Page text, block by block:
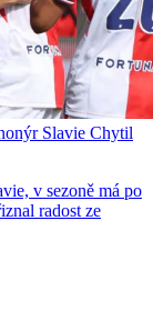
Slavie Chytil
v sezoně má po
radost ze